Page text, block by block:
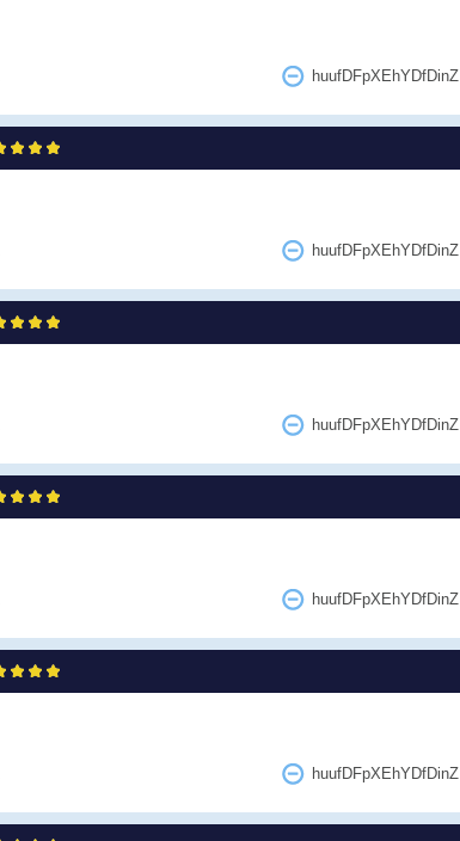
huufDFpXEhYDfDinZ
huufDFpXEhYDfDinZ
huufDFpXEhYDfDinZ
huufDFpXEhYDfDinZ
huufDFpXEhYDfDinZ